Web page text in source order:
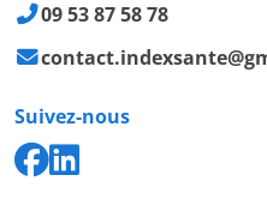
09 53 87 58 78
Suivez-nous